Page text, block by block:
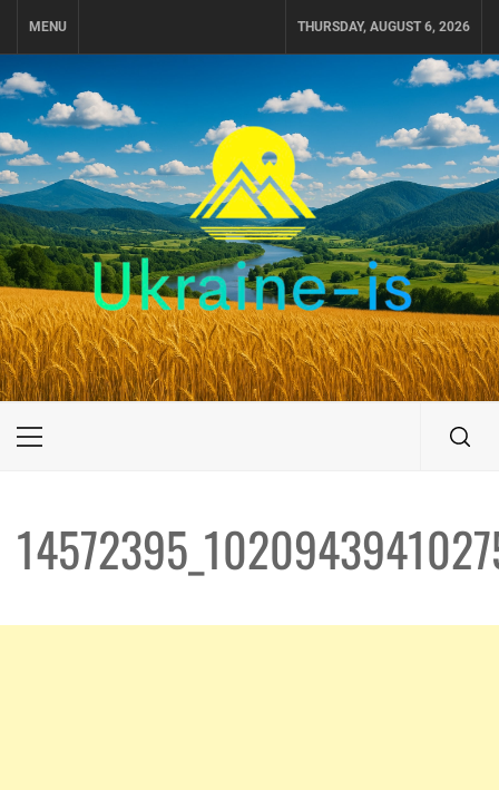
MENU THURSDAY, AUGUST 6, 2026
UKRAINE-IS
ПУТЕШЕСТВИЕ ПО УКРАИНЕ
Primary